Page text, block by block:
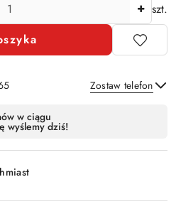
szt.
Zostaw telefon
w ciągu
wyślemy dziś!